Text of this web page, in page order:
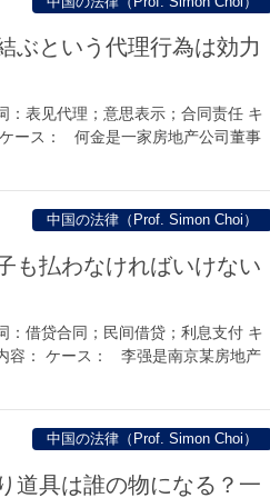
ぶという代理行為は効力
表见代理；意思表示；合同责任 キ
ース： 何金是一家房地产公司董事
中国の法律（Prof. Simon Choi）
も払わなければいけない
借贷合同；民间借贷；利息支付 キ
容： ケース： 李强是南京某房地产
中国の法律（Prof. Simon Choi）
道具は誰の物になる？一